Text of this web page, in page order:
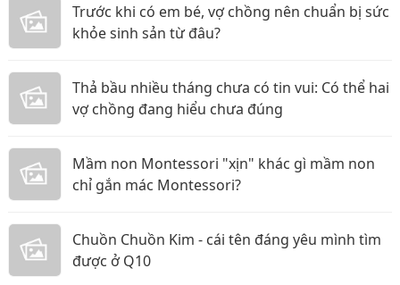
Trước khi có em bé, vợ chồng nên chuẩn bị sức
khỏe sinh sản từ đâu?
Thả bầu nhiều tháng chưa có tin vui: Có thể hai
vợ chồng đang hiểu chưa đúng
Mầm non Montessori "xịn" khác gì mầm non
chỉ gắn mác Montessori?
Chuồn Chuồn Kim - cái tên đáng yêu mình tìm
được ở Q10